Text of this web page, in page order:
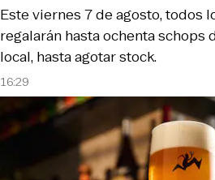
16:29
Este viernes 7 de agosto, todos
regalarán hasta ochenta schops
local, hasta agotar stock.